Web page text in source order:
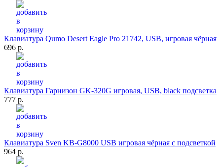
Клавиатура Qumo Desert Eagle Pro 21742, USB, игровая чёрная
696 р.
Клавиатура Гарнизон GK-320G игровая, USB, black подсветка
777 р.
Клавиатура Sven KB-G8000 USB игровая чёрная с подсветкой
964 р.